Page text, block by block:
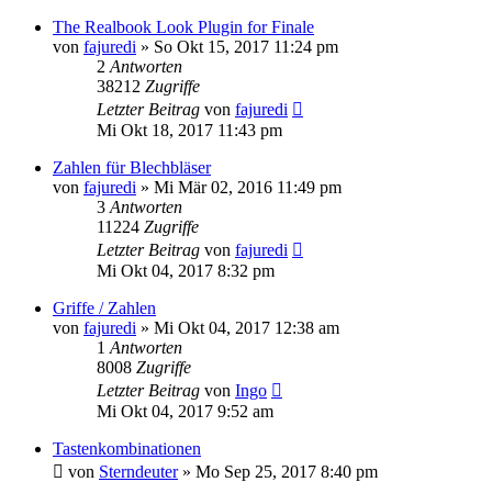
The Realbook Look Plugin for Finale
von fajuredi » So Okt 15, 2017 11:24 pm
2 Antworten
38212 Zugriffe
Letzter Beitrag von fajuredi
Mi Okt 18, 2017 11:43 pm
Zahlen für Blechbläser
von fajuredi » Mi Mär 02, 2016 11:49 pm
3 Antworten
11224 Zugriffe
Letzter Beitrag von fajuredi
Mi Okt 04, 2017 8:32 pm
Griffe / Zahlen
von fajuredi » Mi Okt 04, 2017 12:38 am
1 Antworten
8008 Zugriffe
Letzter Beitrag von Ingo
Mi Okt 04, 2017 9:52 am
Tastenkombinationen
von Sterndeuter» Mo Sep 25, 2017 8:40 pm